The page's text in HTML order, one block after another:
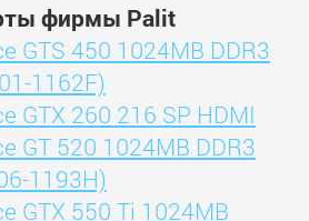
фирмы Palit
GTS 450 1024MB DDR3
1162F)
GTX 260 216 SP HDMI
GT 520 1024MB DDR3
1193H)
GTX 550 Ti 1024MB